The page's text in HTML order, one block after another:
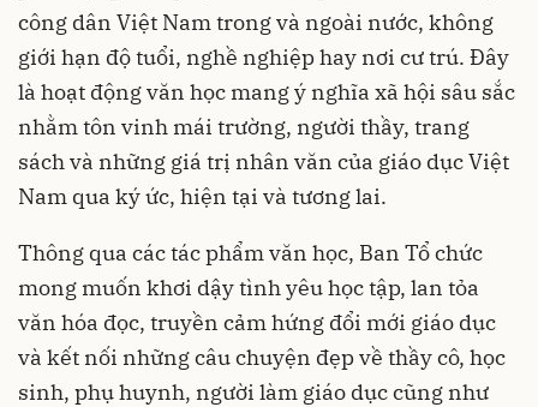
công dân Việt Nam trong và ngoài nước, không
giới hạn độ tuổi, nghề nghiệp hay nơi cư trú. Đây
là hoạt động văn học mang ý nghĩa xã hội sâu sắc
nhằm tôn vinh mái trường, người thầy, trang
sách và những giá trị nhân văn của giáo dục Việt
Nam qua ký ức, hiện tại và tương lai.
Thông qua các tác phẩm văn học, Ban Tổ chức
mong muốn khơi dậy tình yêu học tập, lan tỏa
văn hóa đọc, truyền cảm hứng đổi mới giáo dục
và kết nối những câu chuyện đẹp về thầy cô, học
sinh, phụ huynh, người làm giáo dục cũng như